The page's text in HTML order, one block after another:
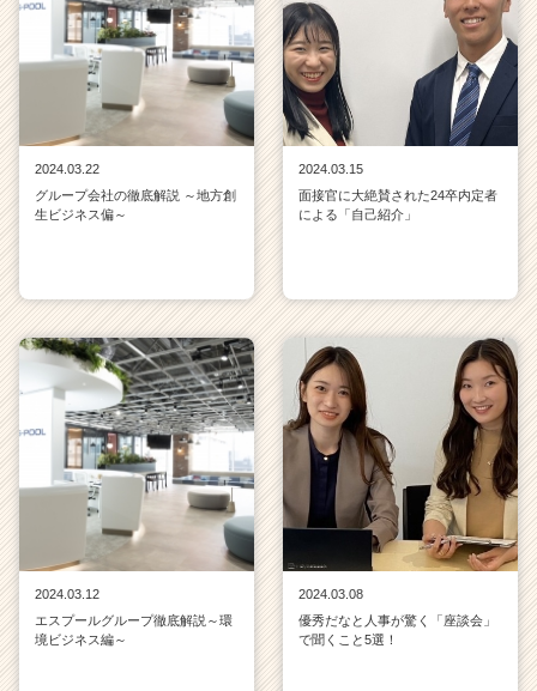
2024.03.22
グループ会社の徹底解説 ～地方創
生ビジネス偏～
2024.03.15
面接官に大絶賛された24卒内定者
による「自己紹介」
2024.03.12
エスプールグループ徹底解説～環
境ビジネス編～
2024.03.08
優秀だなと人事が驚く「座談会」
で聞くこと5選！